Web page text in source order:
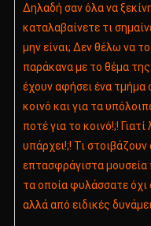
Δηλαδή σαν όλα να
καταλαβαίνετε τι
μην είναι; Δεν θέλω να
παράκανα με το θέμα
έχουν αφήσει ένα τμήμα
κοινό και για τα
ποτέ για το κοινό!;!
υπάρχει!;! Τι
επτασφράγιστα μουσεία
τα οποία φυλάσσατε
αλλά από ειδικές